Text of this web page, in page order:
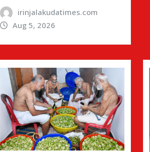
irinjalakudatimes.com
Aug 5, 2026